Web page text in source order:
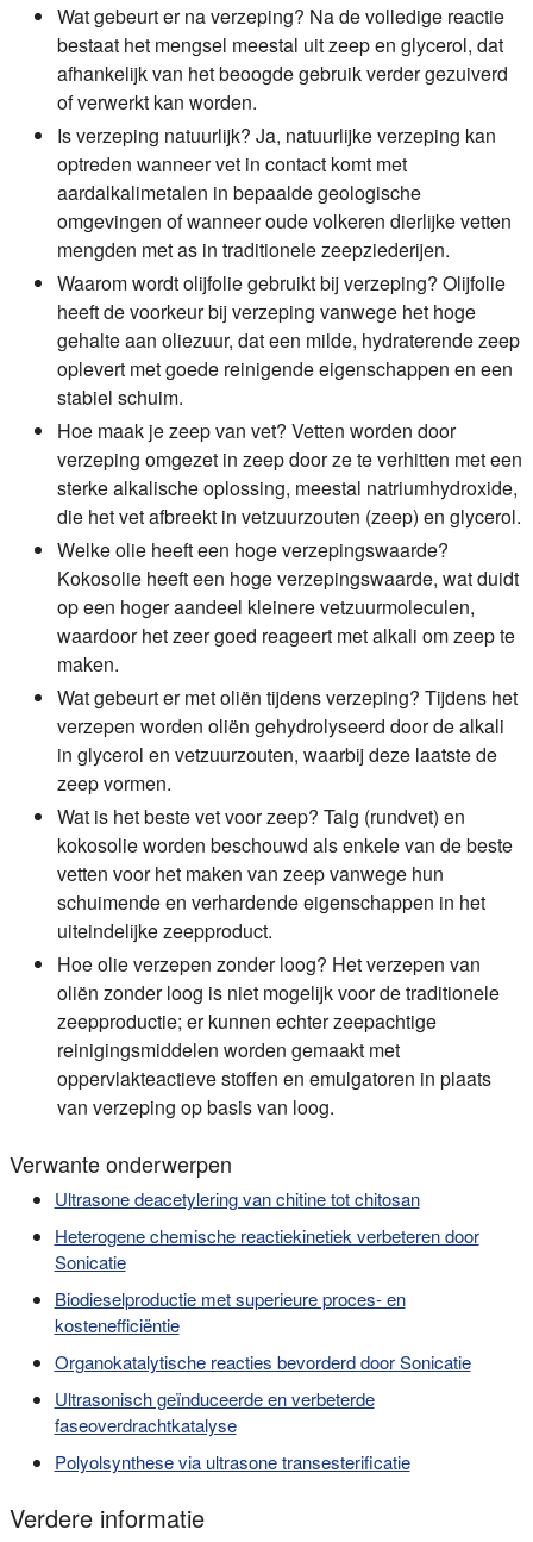
Wat gebeurt er na verzeping? Na de volledige reactie
bestaat het mengsel meestal uit zeep en glycerol, dat
afhankelijk van het beoogde gebruik verder gezuiverd
of verwerkt kan worden.
Is verzeping natuurlijk? Ja, natuurlijke verzeping kan
optreden wanneer vet in contact komt met
aardalkalimetalen in bepaalde geologische
omgevingen of wanneer oude volkeren dierlijke vetten
mengden met as in traditionele zeepziederijen.
Waarom wordt olijfolie gebruikt bij verzeping? Olijfolie
heeft de voorkeur bij verzeping vanwege het hoge
gehalte aan oliezuur, dat een milde, hydraterende zeep
oplevert met goede reinigende eigenschappen en een
stabiel schuim.
Hoe maak je zeep van vet? Vetten worden door
verzeping omgezet in zeep door ze te verhitten met een
sterke alkalische oplossing, meestal natriumhydroxide,
die het vet afbreekt in vetzuurzouten (zeep) en glycerol.
Welke olie heeft een hoge verzepingswaarde?
Kokosolie heeft een hoge verzepingswaarde, wat duidt
op een hoger aandeel kleinere vetzuurmoleculen,
waardoor het zeer goed reageert met alkali om zeep te
maken.
Wat gebeurt er met oliën tijdens verzeping? Tijdens het
verzepen worden oliën gehydrolyseerd door de alkali
in glycerol en vetzuurzouten, waarbij deze laatste de
zeep vormen.
Wat is het beste vet voor zeep? Talg (rundvet) en
kokosolie worden beschouwd als enkele van de beste
vetten voor het maken van zeep vanwege hun
schuimende en verhardende eigenschappen in het
uiteindelijke zeepproduct.
Hoe olie verzepen zonder loog? Het verzepen van
oliën zonder loog is niet mogelijk voor de traditionele
zeepproductie; er kunnen echter zeepachtige
reinigingsmiddelen worden gemaakt met
oppervlakteactieve stoffen en emulgatoren in plaats
van verzeping op basis van loog.
Verwante onderwerpen
Ultrasone deacetylering van chitine tot chitosan
Heterogene chemische reactiekinetiek verbeteren door
Sonicatie
Biodieselproductie met superieure proces- en
kostenefficiëntie
Organokatalytische reacties bevorderd door Sonicatie
Ultrasonisch geïnduceerde en verbeterde
faseoverdrachtkatalyse
Polyolsynthese via ultrasone transesterificatie
Verdere informatie